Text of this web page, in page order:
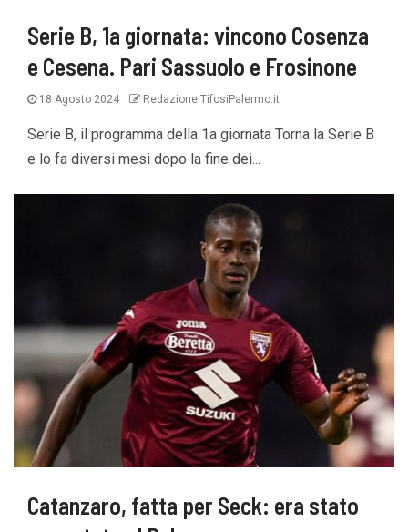
Serie B, 1a giornata: vincono Cosenza
e Cesena. Pari Sassuolo e Frosinone
18 Agosto 2024 Redazione TifosiPalermo.it
Serie B, il programma della 1a giornata Torna la Serie B
e lo fa diversi mesi dopo la fine dei...
Catanzaro, fatta per Seck: era stato